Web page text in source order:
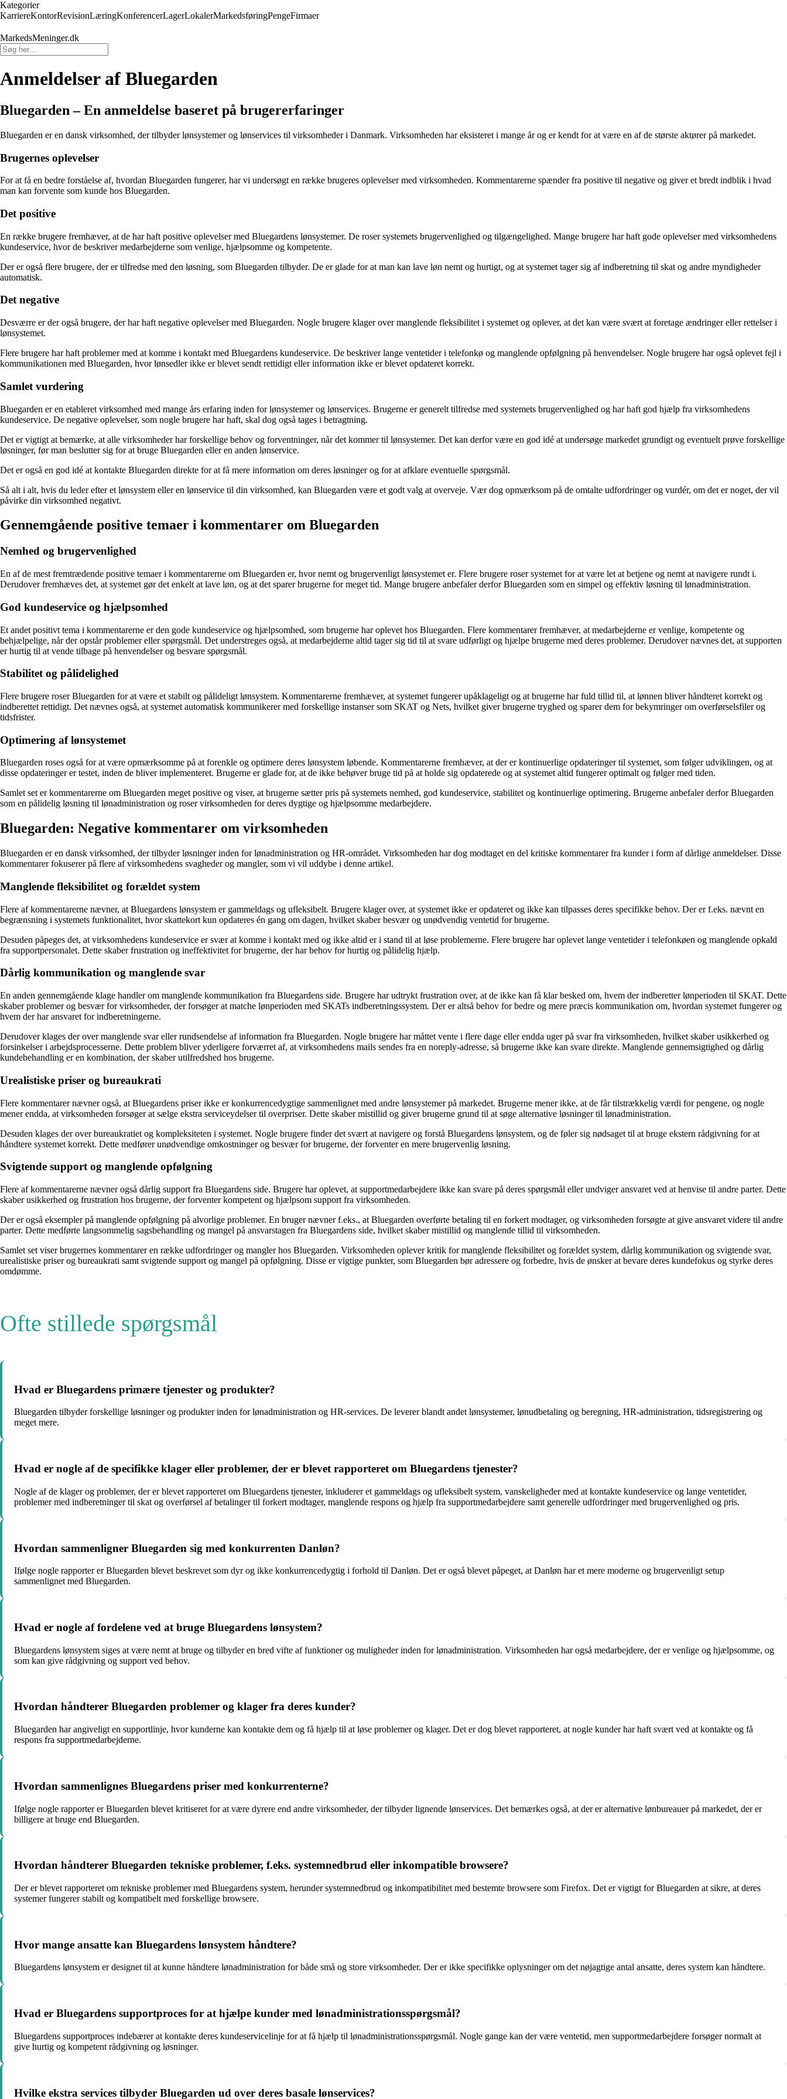
Kategorier
KarriereKontorRevisionLæringKonferencerLagerLokalerMarkedsføringPengeFirmaer
MarkedsMeninger.dk
Anmeldelser af Bluegarden
Bluegarden – En anmeldelse baseret på brugererfaringer
Bluegarden er en dansk virksomhed, der tilbyder lønsystemer og lønservices til virksomheder i Danmark. Virksomheden har eksisteret i mange år og er kendt for at være en af de største aktører på markedet.
Brugernes oplevelser
For at få en bedre forståelse af, hvordan Bluegarden fungerer, har vi undersøgt en række brugeres oplevelser med virksomheden. Kommentarerne spænder fra positive til negative og giver et bredt indblik i hvad
man kan forvente som kunde hos Bluegarden.
Det positive
En række brugere fremhæver, at de har haft positive oplevelser med Bluegardens lønsystemer. De roser systemets brugervenlighed og tilgængelighed. Mange brugere har haft gode oplevelser med virksomhedens
kundeservice, hvor de beskriver medarbejderne som venlige, hjælpsomme og kompetente.
Der er også flere brugere, der er tilfredse med den løsning, som Bluegarden tilbyder. De er glade for at man kan lave løn nemt og hurtigt, og at systemet tager sig af indberetning til skat og andre myndigheder
automatisk.
Det negative
Desværre er der også brugere, der har haft negative oplevelser med Bluegarden. Nogle brugere klager over manglende fleksibilitet i systemet og oplever, at det kan være svært at foretage ændringer eller rettelser i
lønsystemet.
Flere brugere har haft problemer med at komme i kontakt med Bluegardens kundeservice. De beskriver lange ventetider i telefonkø og manglende opfølgning på henvendelser. Nogle brugere har også oplevet fejl i
kommunikationen med Bluegarden, hvor lønsedler ikke er blevet sendt rettidigt eller information ikke er blevet opdateret korrekt.
Samlet vurdering
Bluegarden er en etableret virksomhed med mange års erfaring inden for lønsystemer og lønservices. Brugerne er generelt tilfredse med systemets brugervenlighed og har haft god hjælp fra virksomhedens
kundeservice. De negative oplevelser, som nogle brugere har haft, skal dog også tages i betragtning.
Det er vigtigt at bemærke, at alle virksomheder har forskellige behov og forventninger, når det kommer til lønsystemer. Det kan derfor være en god idé at undersøge markedet grundigt og eventuelt prøve forskellige
løsninger, før man beslutter sig for at bruge Bluegarden eller en anden lønservice.
Det er også en god idé at kontakte Bluegarden direkte for at få mere information om deres løsninger og for at afklare eventuelle spørgsmål.
Så alt i alt, hvis du leder efter et lønsystem eller en lønservice til din virksomhed, kan Bluegarden være et godt valg at overveje. Vær dog opmærksom på de omtalte udfordringer og vurdér, om det er noget, der vil
påvirke din virksomhed negativt.
Gennemgående positive temaer i kommentarer om Bluegarden
Nemhed og brugervenlighed
En af de mest fremtrædende positive temaer i kommentarerne om Bluegarden er, hvor nemt og brugervenligt lønsystemet er. Flere brugere roser systemet for at være let at betjene og nemt at navigere rundt i.
Derudover fremhæves det, at systemet gør det enkelt at lave løn, og at det sparer brugerne for meget tid. Mange brugere anbefaler derfor Bluegarden som en simpel og effektiv løsning til lønadministration.
God kundeservice og hjælpsomhed
Et andet positivt tema i kommentarerne er den gode kundeservice og hjælpsomhed, som brugerne har oplevet hos Bluegarden. Flere kommentarer fremhæver, at medarbejderne er venlige, kompetente og
behjælpelige, når der opstår problemer eller spørgsmål. Det understreges også, at medarbejderne altid tager sig tid til at svare udførligt og hjælpe brugerne med deres problemer. Derudover nævnes det, at supporten
er hurtig til at vende tilbage på henvendelser og besvare spørgsmål.
Stabilitet og pålidelighed
Flere brugere roser Bluegarden for at være et stabilt og pålideligt lønsystem. Kommentarerne fremhæver, at systemet fungerer upåklageligt og at brugerne har fuld tillid til, at lønnen bliver håndteret korrekt og
indberettet rettidigt. Det nævnes også, at systemet automatisk kommunikerer med forskellige instanser som SKAT og Nets, hvilket giver brugerne tryghed og sparer dem for bekymringer om overførselsfiler og
tidsfrister.
Optimering af lønsystemet
Bluegarden roses også for at være opmærksomme på at forenkle og optimere deres lønsystem løbende. Kommentarerne fremhæver, at der er kontinuerlige opdateringer til systemet, som følger udviklingen, og at
disse opdateringer er testet, inden de bliver implementeret. Brugerne er glade for, at de ikke behøver bruge tid på at holde sig opdaterede og at systemet altid fungerer optimalt og følger med tiden.
Samlet set er kommentarerne om Bluegarden meget positive og viser, at brugerne sætter pris på systemets nemhed, god kundeservice, stabilitet og kontinuerlige optimering. Brugerne anbefaler derfor Bluegarden
som en pålidelig løsning til lønadministration og roser virksomheden for deres dygtige og hjælpsomme medarbejdere.
Bluegarden: Negative kommentarer om virksomheden
Bluegarden er en dansk virksomhed, der tilbyder løsninger inden for lønadministration og HR-området. Virksomheden har dog modtaget en del kritiske kommentarer fra kunder i form af dårlige anmeldelser. Disse
kommentarer fokuserer på flere af virksomhedens svagheder og mangler, som vi vil uddybe i denne artikel.
Manglende fleksibilitet og forældet system
Flere af kommentarerne nævner, at Bluegardens lønsystem er gammeldags og ufleksibelt. Brugere klager over, at systemet ikke er opdateret og ikke kan tilpasses deres specifikke behov. Der er f.eks. nævnt en
begrænsning i systemets funktionalitet, hvor skattekort kun opdateres én gang om dagen, hvilket skaber besvær og unødvendig ventetid for brugerne.
Desuden påpeges det, at virksomhedens kundeservice er svær at komme i kontakt med og ikke altid er i stand til at løse problemerne. Flere brugere har oplevet lange ventetider i telefonkøen og manglende opkald
fra supportpersonalet. Dette skaber frustration og ineffektivitet for brugerne, der har behov for hurtig og pålidelig hjælp.
Dårlig kommunikation og manglende svar
En anden gennemgående klage handler om manglende kommunikation fra Bluegardens side. Brugere har udtrykt frustration over, at de ikke kan få klar besked om, hvem der indberetter lønperioden til SKAT. Dette
skaber problemer og besvær for virksomheder, der forsøger at matche lønperioden med SKATs indberetningssystem. Der er altså behov for bedre og mere præcis kommunikation om, hvordan systemet fungerer og
hvem der har ansvaret for indberetningerne.
Derudover klages der over manglende svar eller rundsendelse af information fra Bluegarden. Nogle brugere har måttet vente i flere dage eller endda uger på svar fra virksomheden, hvilket skaber usikkerhed og
forsinkelser i arbejdsprocesserne. Dette problem bliver yderligere forværret af, at virksomhedens mails sendes fra en noreply-adresse, så brugerne ikke kan svare direkte. Manglende gennemsigtighed og dårlig
kundebehandling er en kombination, der skaber utilfredshed hos brugerne.
Urealistiske priser og bureaukrati
Flere kommentarer nævner også, at Bluegardens priser ikke er konkurrencedygtige sammenlignet med andre lønsystemer på markedet. Brugerne mener ikke, at de får tilstrækkelig værdi for pengene, og nogle
mener endda, at virksomheden forsøger at sælge ekstra serviceydelser til overpriser. Dette skaber mistillid og giver brugerne grund til at søge alternative løsninger til lønadministration.
Desuden klages der over bureaukratiet og kompleksiteten i systemet. Nogle brugere finder det svært at navigere og forstå Bluegardens lønsystem, og de føler sig nødsaget til at bruge ekstern rådgivning for at
håndtere systemet korrekt. Dette medfører unødvendige omkostninger og besvær for brugerne, der forventer en mere brugervenlig løsning.
Svigtende support og manglende opfølgning
Flere af kommentarerne nævner også dårlig support fra Bluegardens side. Brugere har oplevet, at supportmedarbejdere ikke kan svare på deres spørgsmål eller undviger ansvaret ved at henvise til andre parter. Dette
skaber usikkerhed og frustration hos brugerne, der forventer kompetent og hjælpsom support fra virksomheden.
Der er også eksempler på manglende opfølgning på alvorlige problemer. En bruger nævner f.eks., at Bluegarden overførte betaling til en forkert modtager, og virksomheden forsøgte at give ansvaret videre til andre
parter. Dette medførte langsommelig sagsbehandling og mangel på ansvarstagen fra Bluegardens side, hvilket skaber mistillid og manglende tillid til virksomheden.
Samlet set viser brugernes kommentarer en række udfordringer og mangler hos Bluegarden. Virksomheden oplever kritik for manglende fleksibilitet og forældet system, dårlig kommunikation og svigtende svar,
urealistiske priser og bureaukrati samt svigtende support og mangel på opfølgning. Disse er vigtige punkter, som Bluegarden bør adressere og forbedre, hvis de ønsker at bevare deres kundefokus og styrke deres
omdømme.
Ofte stillede spørgsmål
Hvad er Bluegardens primære tjenester og produkter?
Bluegarden tilbyder forskellige løsninger og produkter inden for lønadministration og HR-services. De leverer blandt andet lønsystemer, lønudbetaling og beregning, HR-administration, tidsregistrering og
meget mere.
Hvad er nogle af de specifikke klager eller problemer, der er blevet rapporteret om Bluegardens tjenester?
Nogle af de klager og problemer, der er blevet rapporteret om Bluegardens tjenester, inkluderer et gammeldags og ufleksibelt system, vanskeligheder med at kontakte kundeservice og lange ventetider,
problemer med indberetninger til skat og overførsel af betalinger til forkert modtager, manglende respons og hjælp fra supportmedarbejdere samt generelle udfordringer med brugervenlighed og pris.
Hvordan sammenligner Bluegarden sig med konkurrenten Danløn?
Ifølge nogle rapporter er Bluegarden blevet beskrevet som dyr og ikke konkurrencedygtig i forhold til Danløn. Det er også blevet påpeget, at Danløn har et mere moderne og brugervenligt setup
sammenlignet med Bluegarden.
Hvad er nogle af fordelene ved at bruge Bluegardens lønsystem?
Bluegardens lønsystem siges at være nemt at bruge og tilbyder en bred vifte af funktioner og muligheder inden for lønadministration. Virksomheden har også medarbejdere, der er venlige og hjælpsomme, og
som kan give rådgivning og support ved behov.
Hvordan håndterer Bluegarden problemer og klager fra deres kunder?
Bluegarden har angiveligt en supportlinje, hvor kunderne kan kontakte dem og få hjælp til at løse problemer og klager. Det er dog blevet rapporteret, at nogle kunder har haft svært ved at kontakte og få
respons fra supportmedarbejderne.
Hvordan sammenlignes Bluegardens priser med konkurrenterne?
Ifølge nogle rapporter er Bluegarden blevet kritiseret for at være dyrere end andre virksomheder, der tilbyder lignende lønservices. Det bemærkes også, at der er alternative lønbureauer på markedet, der er
billigere at bruge end Bluegarden.
Hvordan håndterer Bluegarden tekniske problemer, f.eks. systemnedbrud eller inkompatible browsere?
Der er blevet rapporteret om tekniske problemer med Bluegardens system, herunder systemnedbrud og inkompatibilitet med bestemte browsere som Firefox. Det er vigtigt for Bluegarden at sikre, at deres
systemer fungerer stabilt og kompatibelt med forskellige browsere.
Hvor mange ansatte kan Bluegardens lønsystem håndtere?
Bluegardens lønsystem er designet til at kunne håndtere lønadministration for både små og store virksomheder. Der er ikke specifikke oplysninger om det nøjagtige antal ansatte, deres system kan håndtere.
Hvad er Bluegardens supportproces for at hjælpe kunder med lønadministrationsspørgsmål?
Bluegardens supportproces indebærer at kontakte deres kundeservicelinje for at få hjælp til lønadministrationsspørgsmål. Nogle gange kan der være ventetid, men supportmedarbejdere forsøger normalt at
give hurtig og kompetent rådgivning og løsninger.
Hvilke ekstra services tilbyder Bluegarden ud over deres basale lønservices?